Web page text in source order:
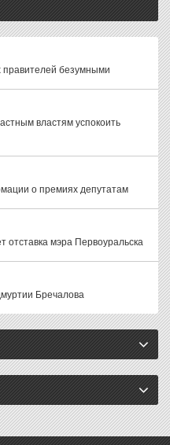
правителей безумными
властям успокоить
о премиях депутатам
отставка мэра Первоуральска
Бречалова